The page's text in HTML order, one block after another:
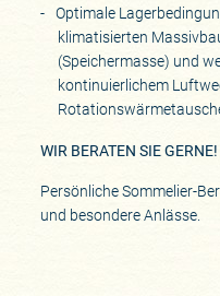
Optimale
klimatisierten
(Speichermasse) und
kontinuierlichem
WIR BERATEN SIE GERNE!
Persönliche Sommelier-
und besondere Anlässe.